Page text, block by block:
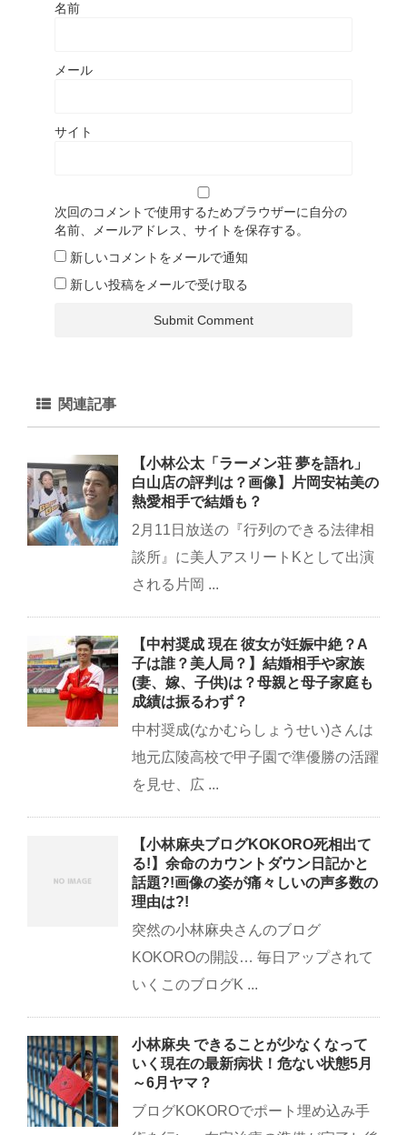
名前
メール
サイト
次回のコメントで使用するためブラウザーに自分の
名前、メールアドレス、サイトを保存する。
新しいコメントをメールで通知
新しい投稿をメールで受け取る
関連記事
【小林公太「ラーメン荘 夢を語れ」
白山店の評判は？画像】片岡安祐美の
熱愛相手で結婚も？
2月11日放送の『行列のできる法律相
談所』に美人アスリートKとして出演
される片岡 ...
【中村奨成 現在 彼女が妊娠中絶？A
子は誰？美人局？】結婚相手や家族
(妻、嫁、子供)は？母親と母子家庭も
成績は振るわず？
中村奨成(なかむらしょうせい)さんは
地元広陵高校で甲子園で準優勝の活躍
を見せ、広 ...
【小林麻央ブログKOKORO死相出て
る!】余命のカウントダウン日記かと
話題?!画像の姿が痛々しいの声多数の
理由は?!
突然の小林麻央さんのブログ
KOKOROの開設… 毎日アップされて
いくこのブログK ...
小林麻央 できることが少なくなって
いく現在の最新病状！危ない状態5月
～6月ヤマ？
ブログKOKOROでポート埋め込み手